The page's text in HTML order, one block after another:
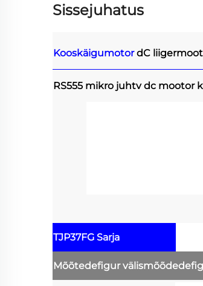
Sissejuhatus
KooskäigumotordC
RS555 mikro juhtv dc mootor
TJP37FG Sarja
Mõõtedefigur